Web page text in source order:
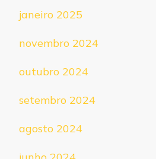
janeiro 2025
novembro 2024
outubro 2024
setembro 2024
agosto 2024